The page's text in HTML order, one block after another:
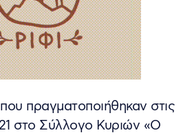
πραγματοποιήθηκαν στις
στο Σύλλογο Κυριών «Ο